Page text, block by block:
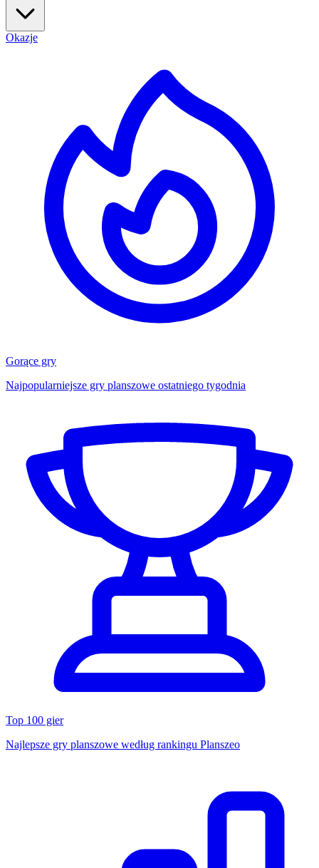
Okazje
Gorące gry
Najpopularniejsze gry planszowe ostatniego tygodnia
Top 100 gier
Najlepsze gry planszowe według rankingu Planszeo